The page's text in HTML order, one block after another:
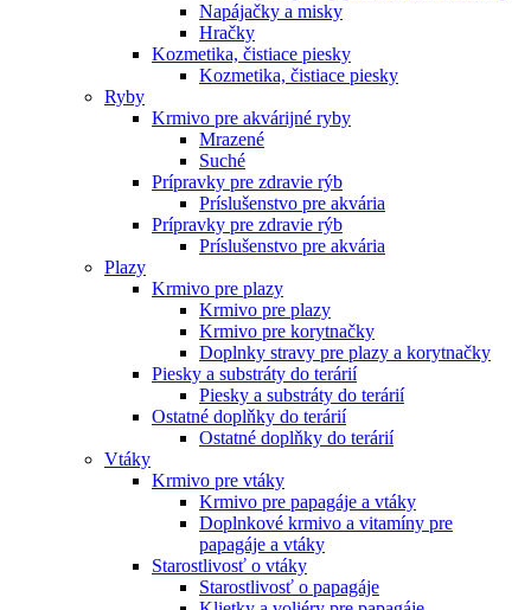
Napájačky a misky
Hračky
Kozmetika, čistiace piesky
Kozmetika, čistiace piesky
Ryby
Krmivo pre akvárijné ryby
Mrazené
Suché
Prípravky pre zdravie rýb
Príslušenstvo pre akvária
Prípravky pre zdravie rýb
Príslušenstvo pre akvária
Plazy
Krmivo pre plazy
Krmivo pre plazy
Krmivo pre korytnačky
Doplnky stravy pre plazy a korytnačky
Piesky a substráty do terárií
Piesky a substráty do terárií
Ostatné doplňky do terárií
Ostatné doplňky do terárií
Vtáky
Krmivo pre vtáky
Krmivo pre papagáje a vtáky
Doplnkové krmivo a vitamíny pre
papagáje a vtáky
Starostlivosť o vtáky
Starostlivosť o papagáje